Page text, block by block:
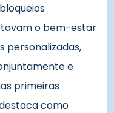
o bem-estar
personalizadas,
e
primeiras
como